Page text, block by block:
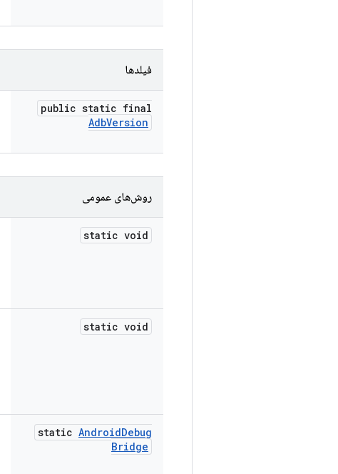
فیلدها
public static final
AdbVersion
روش‌های عمومی
static void
static void
static AndroidDebug
Bridge